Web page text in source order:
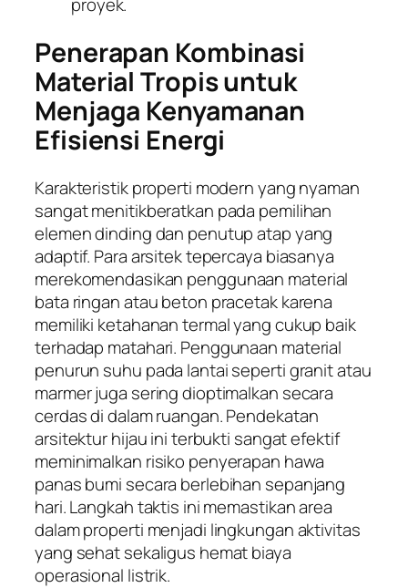
proyek.
Penerapan Kombinasi
Material Tropis untuk
Menjaga Kenyamanan
Efisiensi Energi
Karakteristik properti modern yang nyaman
sangat menitikberatkan pada pemilihan
elemen dinding dan penutup atap yang
adaptif. Para arsitek tepercaya biasanya
merekomendasikan penggunaan material
bata ringan atau beton pracetak karena
memiliki ketahanan termal yang cukup baik
terhadap matahari. Penggunaan material
penurun suhu pada lantai seperti granit atau
marmer juga sering dioptimalkan secara
cerdas di dalam ruangan. Pendekatan
arsitektur hijau ini terbukti sangat efektif
meminimalkan risiko penyerapan hawa
panas bumi secara berlebihan sepanjang
hari. Langkah taktis ini memastikan area
dalam properti menjadi lingkungan aktivitas
yang sehat sekaligus hemat biaya
operasional listrik.